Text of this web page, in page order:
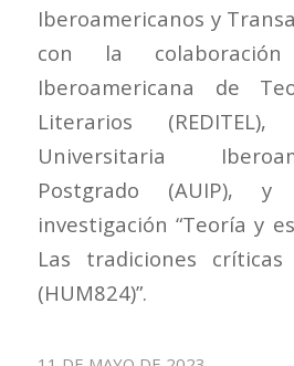
Iberoamericanos y
con la
Iberoamericana de
Literarios
Universitaria
Postgrado (AUIP),
investigación “Teoría y
Las tradiciones
(HUM824)”.